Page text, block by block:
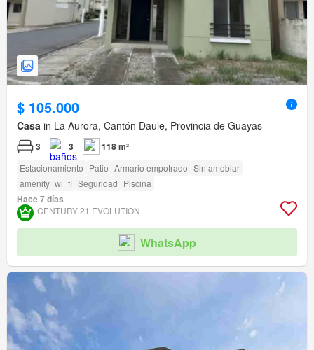
$ 105.000
Casa in La Aurora, Cantón Daule, Provincia de Guayas
3 3 118 m²
Estacionamiento Patio Armario empotrado Sin amoblar
amenity_wi_fi Seguridad Piscina
Hace 7 días
CENTURY 21 EVOLUTION
WhatsApp